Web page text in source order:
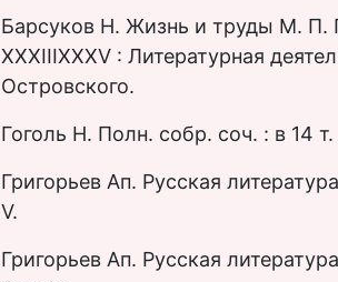
Барсуков Н. Жизнь и труды М. П.
ХХХIII­ХХХV : Литературная
Островского.
Гоголь Н. Полн. собр. соч. : в 14
Григорьев Ап. Русская
V.
Григорьев Ап. Русская